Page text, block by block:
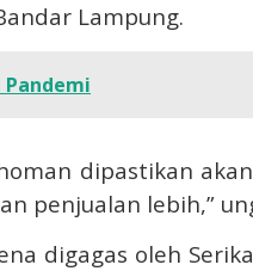
Lampung.
Pandemi
dipastikan
penjualan lebih,”
digagas oleh